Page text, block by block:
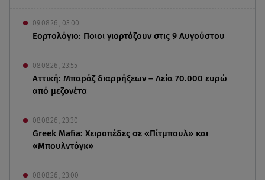
09.08.26 , 03:00
Εορτολόγιο: Ποιοι γιορτάζουν στις 9 Αυγούστου
08.08.26 , 23:55
Αττική: Μπαράζ διαρρήξεων – Λεία 70.000 ευρώ
από μεζονέτα
08.08.26 , 23:30
Greek Mafia: Χειροπέδες σε «Πίτμπουλ» και
«Μπουλντόγκ»
08.08.26 , 23:00